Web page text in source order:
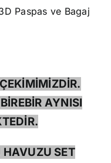
Paspas ve Bagaj
AYNISI
HAVUZU SET